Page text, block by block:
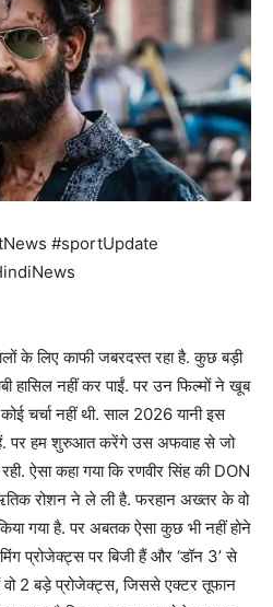
#sportUpdate
के लिए काफी जबरदस्त रहा है. कुछ बड़ी
हासिल नहीं कर पाईं. पर उन फिल्मों ने खूब
चर्चा नहीं थी. साल 2026 यानी इस
पर हम शुरुआत करेंगे उस अफवाह से जो
ऐसा कहा गया कि रणवीर सिंह की DON
रोशन ने ले ली है. फरहान अख्तर के वो
गया है. पर अबतक ऐसा कुछ भी नहीं होने
प्रोजेक्ट्स पर बिजी हैं और ‘डॉन 3’ से
वो 2 बड़े प्रोजेक्ट्स, जिससे एक्टर तूफान